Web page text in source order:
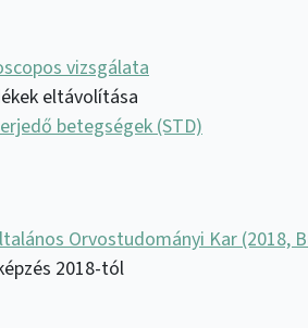
vizsgálata
eltávolítása
betegségek (STD)
Orvostudományi Kar (2018,
2018-tól